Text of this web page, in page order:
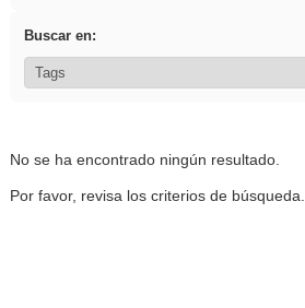
Buscar en:
No se ha encontrado ningún resultado.
Por favor, revisa los criterios de búsqueda.